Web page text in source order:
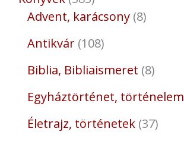
Advent, karácsony 8
Antikvár 108
Biblia, Bibliaismeret 8
Egyháztörténet, történelem
Életrajz, történetek 37